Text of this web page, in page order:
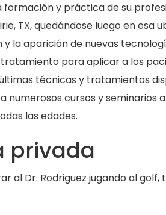
formación y práctica de su
TX, quedándose luego en esa
la aparición de nuevas
para aplicar a los
técnicas y tratamientos
numerosos cursos y seminarios
las edades.
privada
Dr. Rodriguez jugando al golf,